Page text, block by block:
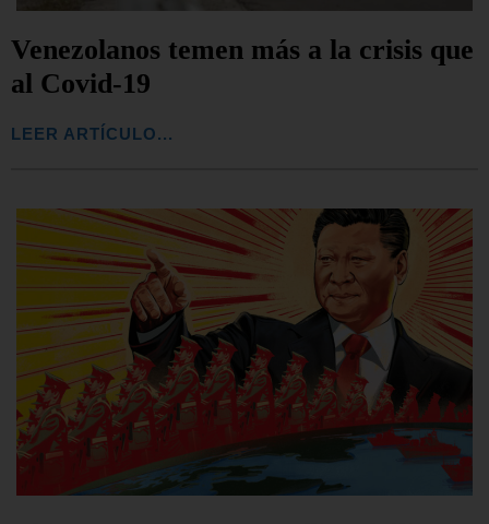
Venezolanos temen más a la crisis que
al Covid-19
LEER ARTÍCULO...